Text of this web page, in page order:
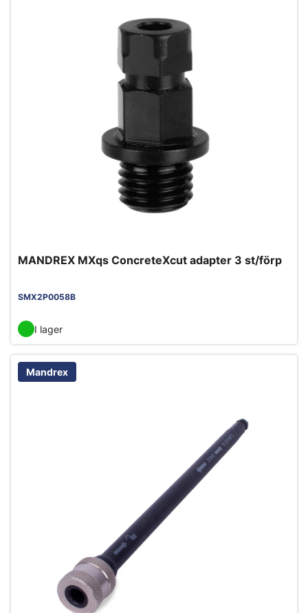
MANDREX MXqs ConcreteXcut adapter 3 st/förp
SMX2P0058B
I lager
Mandrex